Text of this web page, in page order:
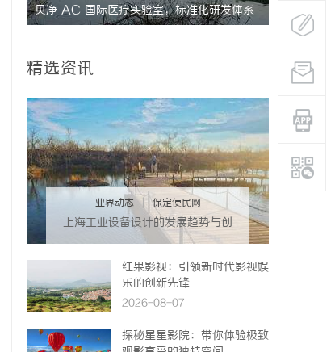
贝净 AC 国际医疗实验室，标准化研发体系 探究转轮
用优势
精选资讯
业界动态 | 保定便民网
上海工业设备设计的发展趋势与创
新实践探索
红果影视：引领新时代影视娱
乐的创新先锋
2026-08-07
探秘星星影院：带你体验极致